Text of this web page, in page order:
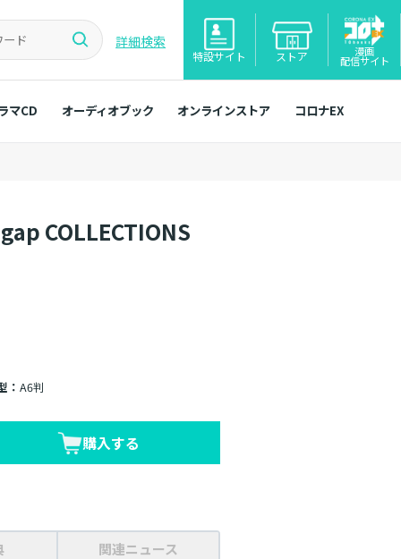
詳細検索
特設サイト ストア 漫画
配信サイト
マCD オーディオブック オンラインストア コロナEX
COLLECTIONS
：A6判
購入する
関連ニュース